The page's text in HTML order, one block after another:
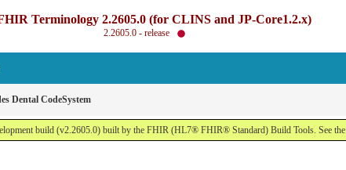
Terminology 2.2605.0 (for CLINS and JP-Core1.2.x)
2.2605.0 - release
Dental CodeSystem
build (v2.2605.0) built by the FHIR (HL7® FHIR® Standard) Build Tools. See the